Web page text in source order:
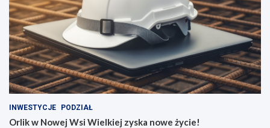
INWESTYCJE PODZIAŁ
Orlik w Nowej Wsi Wielkiej zyska nowe życie!